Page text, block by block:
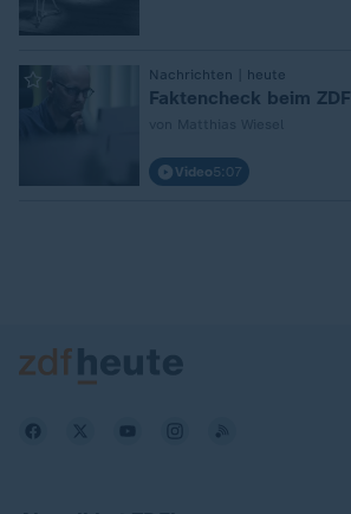
Nachrichten | heute
Faktencheck beim ZDF
Video5:07